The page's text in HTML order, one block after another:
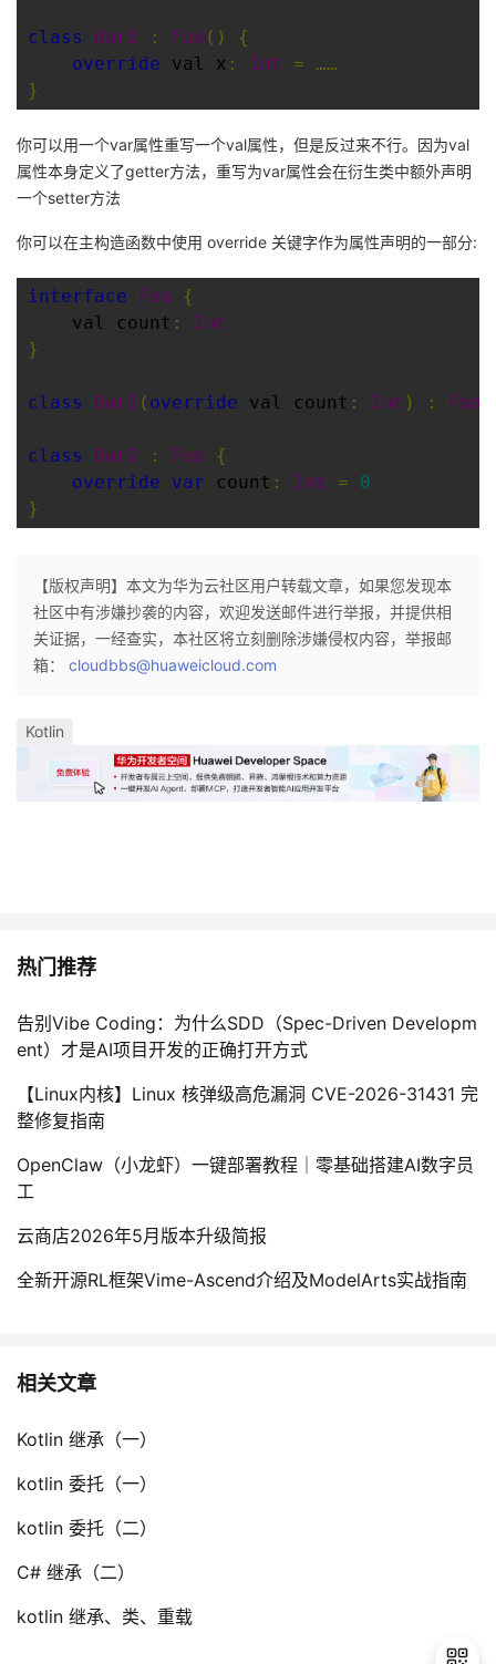
class Bar1 : Foo ()
{
override val x : Int =
……
}
你可以用一个var属性重写一个val属性，但是反过来不行。因为val
属性本身定义了getter方法，重写为var属性会在衍生类中额外声明
一个setter方法
你可以在主构造函数中使用 override 关键字作为属性声明的一部分:
interface Foo
{
    val count
:
Int
}
class Bar1 ( override val count : Int ) : Foo
class Bar2 : Foo
{
override
var count : Int =
0
}
【版权声明】本文为华为云社区用户转载文章，如果您发现本
社区中有涉嫌抄袭的内容，欢迎发送邮件进行举报，并提供相
关证据，一经查实，本社区将立刻删除涉嫌侵权内容，举报邮
箱： cloudbbs@huaweicloud.com
Kotlin
热门推荐
告别Vibe Coding：为什么SDD（Spec-Driven Developm
ent）才是AI项目开发的正确打开方式
【Linux内核】Linux 核弹级高危漏洞 CVE-2026-31431 完
整修复指南
OpenClaw（小龙虾）一键部署教程｜零基础搭建AI数字员
工
云商店2026年5月版本升级简报
全新开源RL框架Vime-Ascend介绍及ModelArts实战指南
相关文章
Kotlin 继承（一）
kotlin 委托（一）
kotlin 委托（二）
C# 继承（二）
kotlin 继承、类、重载